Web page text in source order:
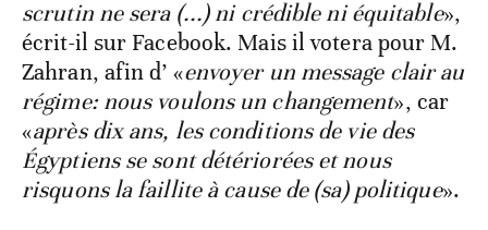
scrutin ne sera (...) ni crédible ni équitable»,
écrit-il sur Facebook. Mais il votera pour M.
Zahran, afin d’ «envoyer un message clair au
régime: nous voulons un changement», car
«après dix ans, les conditions de vie des
Égyptiens se sont détériorées et nous
risquons la faillite à cause de (sa) politique».